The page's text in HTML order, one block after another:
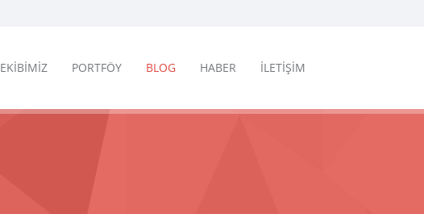
EKİBİMİZ PORTFÖY BLOG HABER İLETİŞİM